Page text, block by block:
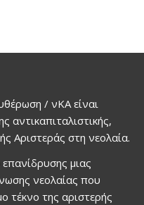
/ νΚΑ είναι
αντικαπιταλιστικής,
Αριστεράς στη νεολαία.
μιας
νεολαίας που
της αριστερής